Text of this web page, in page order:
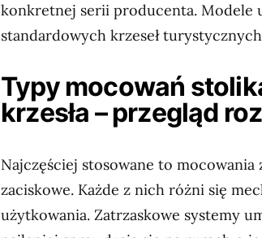
konkretnej serii producenta. Modele
standardowych krzeseł
Typy mocowań
krzesła – przegląd
Najczęściej stosowane to
zaciskowe. Każde z nich różni się
użytkowania. Zatrzaskowe systemy